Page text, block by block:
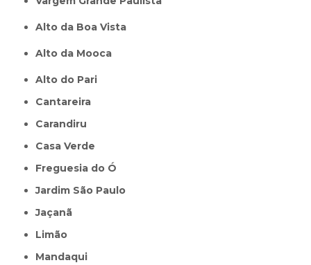
Alto da Boa Vista
Alto da Mooca
Alto do Pari
Cantareira
Carandiru
Casa Verde
Freguesia do Ó
Jardim São Paulo
Jaçanã
Limão
Mandaqui